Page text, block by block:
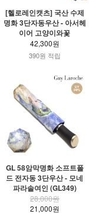
[헬로레인캣츠] 국산 수제
명화 3단자동우산 - 아서헤
이어 고양이와꽃
42,300원
390원 적립
GL 58암막명화 소프트폴
드 전자동 3단우산 - 모네
파라솔여인 (GL349)
28,000원
21,000원